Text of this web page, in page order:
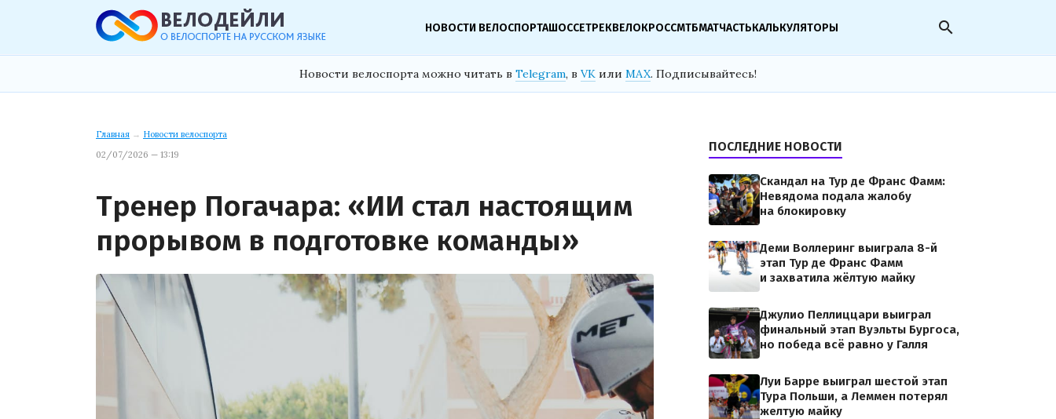
НОВОСТИ ВЕЛОСПОРТАШОССЕТРЕКВЕЛОКРОССМТБМАТЧАСТЬКАЛЬКУЛЯТОРЫ search
Новости велоспорта можно читать в Telegram, в VK или MAX. Подписывайтесь!
Главная → Новости велоспорта
02/07/2026 — 13:19
Тренер Погачара: «ИИ стал настоящим
прорывом в подготовке команды»
ПОСЛЕДНИЕ НОВОСТИ
Скандал на Тур де Франс Фамм:
Невядома подала жалобу
на блокировку
Деми Воллеринг выиграла 8-й
этап Тур де Франс Фамм
и захватила жёлтую майку
Джулио Пеллиццари выиграл
финальный этап Вуэльты Бургоса,
но победа всё равно у Галля
Луи Барре выиграл шестой этап
Тура Польши, а Леммен потерял
желтую майку